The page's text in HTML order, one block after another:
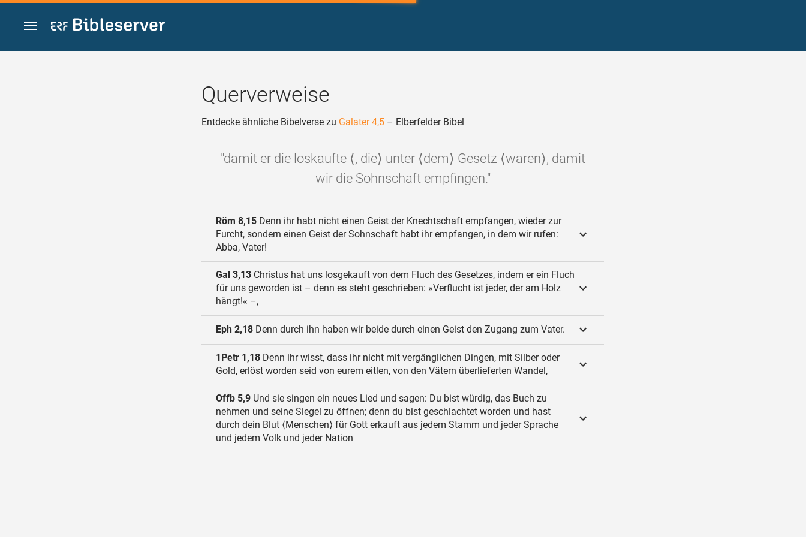
Zum Inhalt springen
Querverweise
Entdecke ähnliche Bibelverse zu Galater 4,5 – Elberfelder Bibel
"damit er die loskaufte ⟨, die⟩ unter ⟨dem⟩ Gesetz ⟨waren⟩, damit
wir die Sohnschaft empfingen."
Röm 8,15 Denn ihr habt nicht einen Geist der Knechtschaft empfangen, wieder zur
Furcht, sondern einen Geist der Sohnschaft habt ihr empfangen, in dem wir rufen:
Abba, Vater!
Gal 3,13 Christus hat uns losgekauft von dem Fluch des Gesetzes, indem er ein Fluch
für uns geworden ist – denn es steht geschrieben: »Verflucht ist jeder, der am Holz
hängt!« –,
Eph 2,18 Denn durch ihn haben wir beide durch einen Geist den Zugang zum Vater.
1Petr 1,18 Denn ihr wisst, dass ihr nicht mit vergänglichen Dingen, mit Silber oder
Gold, erlöst worden seid von eurem eitlen, von den Vätern überlieferten Wandel,
Offb 5,9 Und sie singen ein neues Lied und sagen: Du bist würdig, das Buch zu
nehmen und seine Siegel zu öffnen; denn du bist geschlachtet worden und hast
durch dein Blut ⟨Menschen⟩ für Gott erkauft aus jedem Stamm und jeder Sprache
und jedem Volk und jeder Nation